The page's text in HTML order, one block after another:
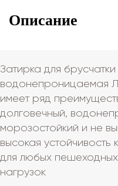
Описание
Затирка для брусчатки
водонепроницаемая
имеет ряд
долговечный,
морозостойкий и не
высокая устойчивость
для любых
нагрузок